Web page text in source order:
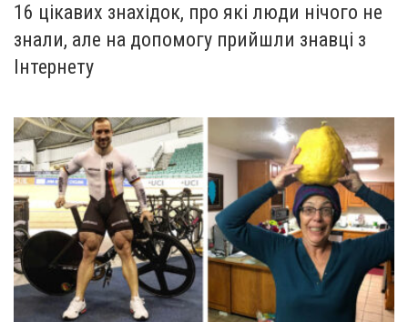
16 цікавих знахідок, про які люди нічого не
знали, але на допомогу прийшли знавці з
Інтернету